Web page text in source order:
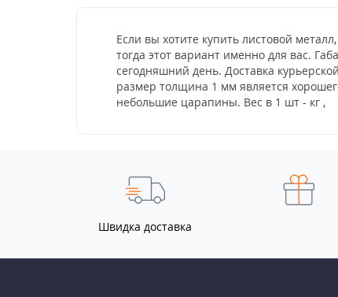
Если вы хотите купить листовой
тогда этот вариант именно для вас.
сегодняшний день. Доставка
размер толщина 1 мм является
небольшие царапины. Вес в 1 шт - кг ,
Швидка доставка